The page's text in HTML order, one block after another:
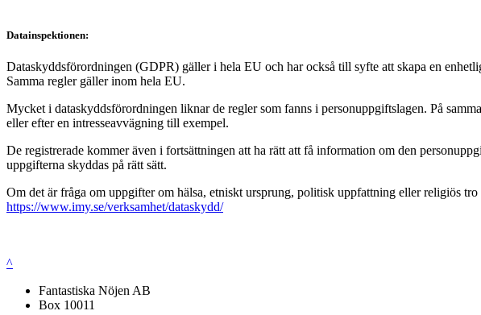
Datainspektionen:
Dataskyddsförordningen (GDPR) gäller i hela EU och har också till syfte att skapa en
Samma regler gäller inom hela EU.
Mycket i dataskyddsförordningen liknar de regler som fanns i personuppgiftslagen. På
eller efter en intresseavvägning till exempel.
De registrerade kommer även i fortsättningen att ha rätt att få information om den
uppgifterna skyddas på rätt sätt.
Om det är fråga om uppgifter om hälsa, etniskt ursprung, politisk uppfattning eller religiös
https://www.imy.se/verksamhet/dataskydd/
^
Fantastiska Nöjen AB
Box 10011